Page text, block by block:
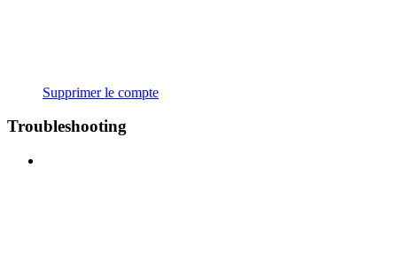
Supprimer le compte
Troubleshooting